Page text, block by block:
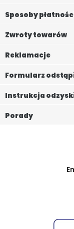
Sposoby
Zwroty towarów
Reklamacje
Formularz
Instrukcja
Porady